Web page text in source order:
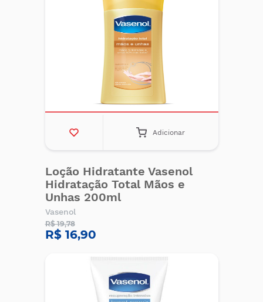
Adicionar
Loção Hidratante Vasenol
Hidratação Total Mãos e
Unhas 200ml
Vasenol
R$ 19,78
R$ 16,90